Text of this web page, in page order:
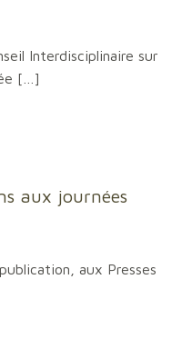
Interdisciplinaire sur
[…]
aux journées
aux Presses